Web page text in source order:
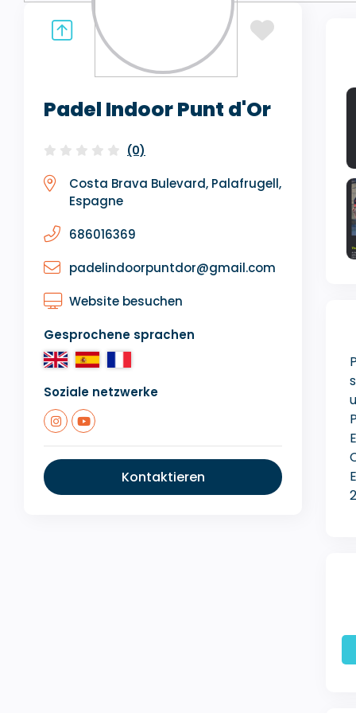
Padel Indoor Punt d'Or
(0)
Costa Brava Bulevard, Palafrugell,
Espagne
686016369
padelindoorpuntdor@gmail.com
Website besuchen
Gesprochene sprachen
Soziale netzwerke
Kontaktieren